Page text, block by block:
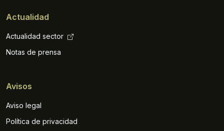
Actualidad
Actualidad sector
Notas de prensa
Avisos
Aviso legal
Política de privacidad